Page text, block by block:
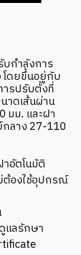
บกำลังการ
โดยขึ้นอยู่กับ
รปรับตั้งที่
าดเส้นผ่าน
มม. และฝา
กลาง 27-110
อัตโนมัติ
ต้องใช้อุปกรณ์
แลรักษา